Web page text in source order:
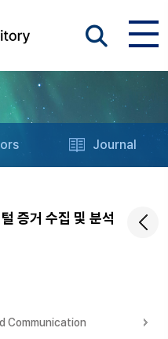
Journal
증거 수집 및 분석
Communication